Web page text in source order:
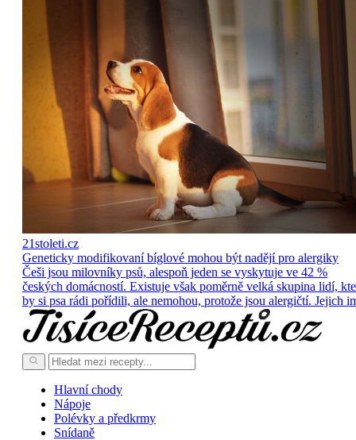
21stoleti.cz
Geneticky modifikovaní bíglové mohou být nadějí pro alergiky
Češi jsou milovníky psů, alespoň jeden se vyskytuje ve 42 %
českých domácností. Existuje však poměrně velká skupina lidí,
by si psa rádi pořídili, ale nemohou, protože jsou alergičtí. Jejich
Hlavní chody
Nápoje
Polévky a předkrmy
Snídaně